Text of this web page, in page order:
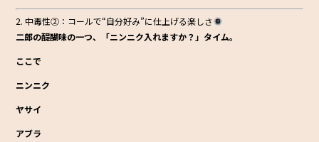
2. 中毒性②：コールで“自分好み”に仕上げる楽しさ
二郎の醍醐味の一つ、「ニンニク入れますか？」タイム。
ここで
ニンニク
ヤサイ
アブラ